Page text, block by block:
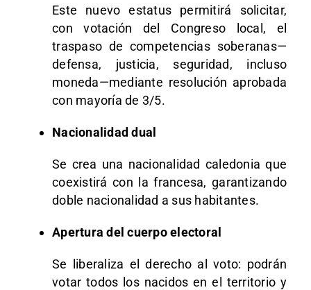
Este nuevo estatus permitirá solicitar,
con votación del Congreso local, el
traspaso de competencias soberanas—
defensa, justicia, seguridad, incluso
moneda—mediante resolución aprobada
con mayoría de 3/5.
Nacionalidad dual
Se crea una nacionalidad caledonia que
coexistirá con la francesa, garantizando
doble nacionalidad a sus habitantes.
Apertura del cuerpo electoral
Se liberaliza el derecho al voto: podrán
votar todos los nacidos en el territorio y